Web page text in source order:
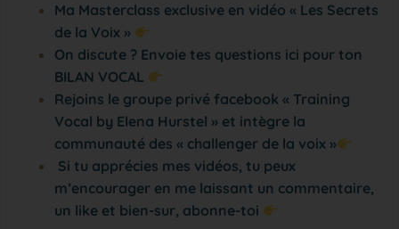
Ma Masterclass exclusive en vidéo « Les Secrets
de la Voix »
On discute ? Envoie tes questions ici pour ton
BILAN VOCAL
Rejoins le groupe privé facebook « Training
Vocal by Elena Hurstel » et intègre la
communauté des « challenger de la voix »
Si tu apprécies mes vidéos, tu peux
m’encourager en me laissant un commentaire,
un like et bien-sur, abonne-toi